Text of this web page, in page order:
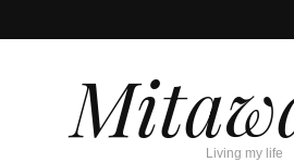
Living my life